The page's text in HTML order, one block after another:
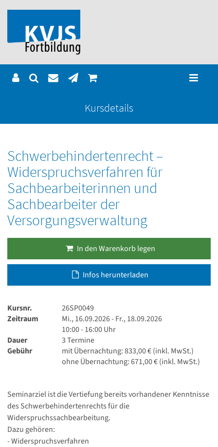
Kursdetails
Schwerbehindertenrecht –
Widerspruchsverfahren für
Sachbearbeiterinnen und
Sachbearbeiter der
Versorgungsverwaltung
In den Warenkorb legen
Infos herunterladen
Kursnr.
26SP0049
Zeitraum
Mi., 16.09.2026 - Fr., 18.09.2026
10:00 - 16:00 Uhr
Dauer
3 Termine
Gebühr
mit Übernachtung: 833,00 € (inkl. MwSt.)
ohne Übernachtung: 671,00 € (inkl. MwSt.)
Seminarziel ist die Vertiefung bereits vorhandener Kenntnisse
des Schwerbehindertenrechts für die
Widerspruchssachbearbeitung.
Dazu gehören:
- Widerspruchsverfahren